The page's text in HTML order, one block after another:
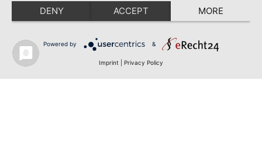
DENY ACCEPT MORE
Powered by &
Imprint Privacy Policy